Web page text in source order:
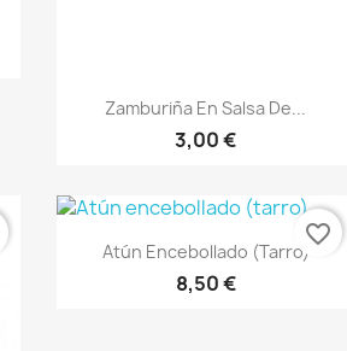
Vista rápida
Zamburiña En Salsa De...
3,00 €
Vista rápida
Atún Encebollado (tarro)
8,50 €
favorite_border